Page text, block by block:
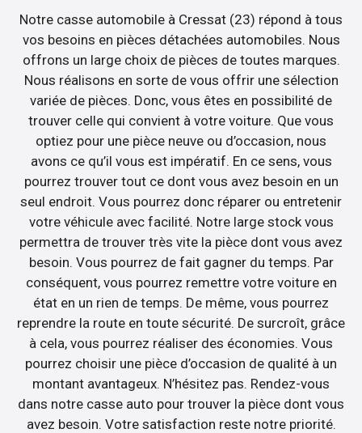
Notre casse automobile à Cressat (23) répond à tous
vos besoins en pièces détachées automobiles. Nous
offrons un large choix de pièces de toutes marques.
Nous réalisons en sorte de vous offrir une sélection
variée de pièces. Donc, vous êtes en possibilité de
trouver celle qui convient à votre voiture. Que vous
optiez pour une pièce neuve ou d’occasion, nous
avons ce qu’il vous est impératif. En ce sens, vous
pourrez trouver tout ce dont vous avez besoin en un
seul endroit. Vous pourrez donc réparer ou entretenir
votre véhicule avec facilité. Notre large stock vous
permettra de trouver très vite la pièce dont vous avez
besoin. Vous pourrez de fait gagner du temps. Par
conséquent, vous pourrez remettre votre voiture en
état en un rien de temps. De même, vous pourrez
reprendre la route en toute sécurité. De surcroît, grâce
à cela, vous pourrez réaliser des économies. Vous
pourrez choisir une pièce d’occasion de qualité à un
montant avantageux. N’hésitez pas. Rendez-vous
dans notre casse auto pour trouver la pièce dont vous
avez besoin. Votre satisfaction reste notre priorité.